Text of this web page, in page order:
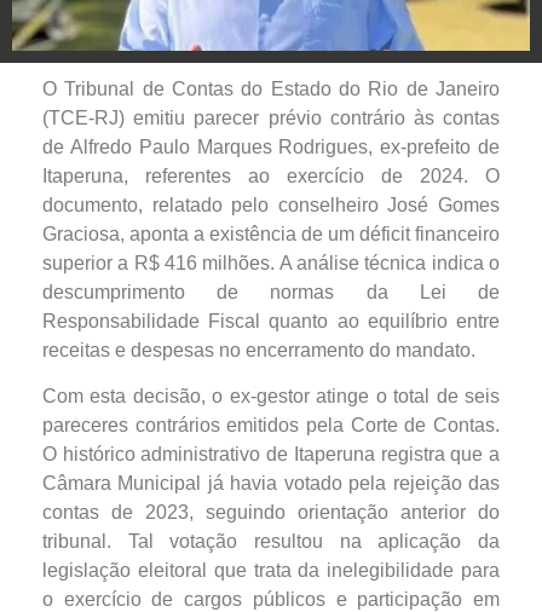
O Tribunal de Contas do Estado do Rio de Janeiro
(TCE-RJ) emitiu parecer prévio contrário às contas
de Alfredo Paulo Marques Rodrigues, ex-prefeito de
Itaperuna, referentes ao exercício de 2024. O
documento, relatado pelo conselheiro José Gomes
Graciosa, aponta a existência de um déficit financeiro
superior a R$ 416 milhões. A análise técnica indica o
descumprimento de normas da Lei de
Responsabilidade Fiscal quanto ao equilíbrio entre
receitas e despesas no encerramento do mandato.
Com esta decisão, o ex-gestor atinge o total de seis
pareceres contrários emitidos pela Corte de Contas.
O histórico administrativo de Itaperuna registra que a
Câmara Municipal já havia votado pela rejeição das
contas de 2023, seguindo orientação anterior do
tribunal. Tal votação resultou na aplicação da
legislação eleitoral que trata da inelegibilidade para
o exercício de cargos públicos e participação em